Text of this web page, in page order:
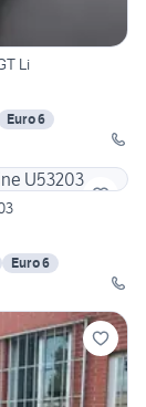
Li
Euro 6
Euro 6